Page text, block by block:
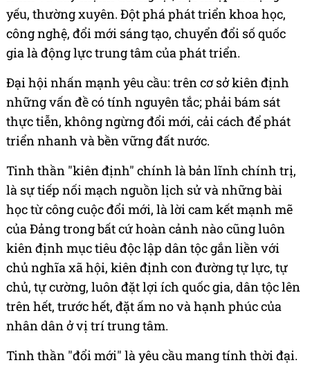
yếu, thường xuyên. Đột phá phát triển khoa học,
công nghệ, đổi mới sáng tạo, chuyển đổi số quốc
gia là động lực trung tâm của phát triển.
Đại hội nhấn mạnh yêu cầu: trên cơ sở kiên định
những vấn đề có tính nguyên tắc; phải bám sát
thực tiễn, không ngừng đổi mới, cải cách để phát
triển nhanh và bền vững đất nước.
Tinh thần "kiên định" chính là bản lĩnh chính trị,
là sự tiếp nối mạch nguồn lịch sử và những bài
học từ công cuộc đổi mới, là lời cam kết mạnh mẽ
của Đảng trong bất cứ hoàn cảnh nào cũng luôn
kiên định mục tiêu độc lập dân tộc gắn liền với
chủ nghĩa xã hội, kiên định con đường tự lực, tự
chủ, tự cường, luôn đặt lợi ích quốc gia, dân tộc lên
trên hết, trước hết, đặt ấm no và hạnh phúc của
nhân dân ở vị trí trung tâm.
Tinh thần "đổi mới" là yêu cầu mang tính thời đại.